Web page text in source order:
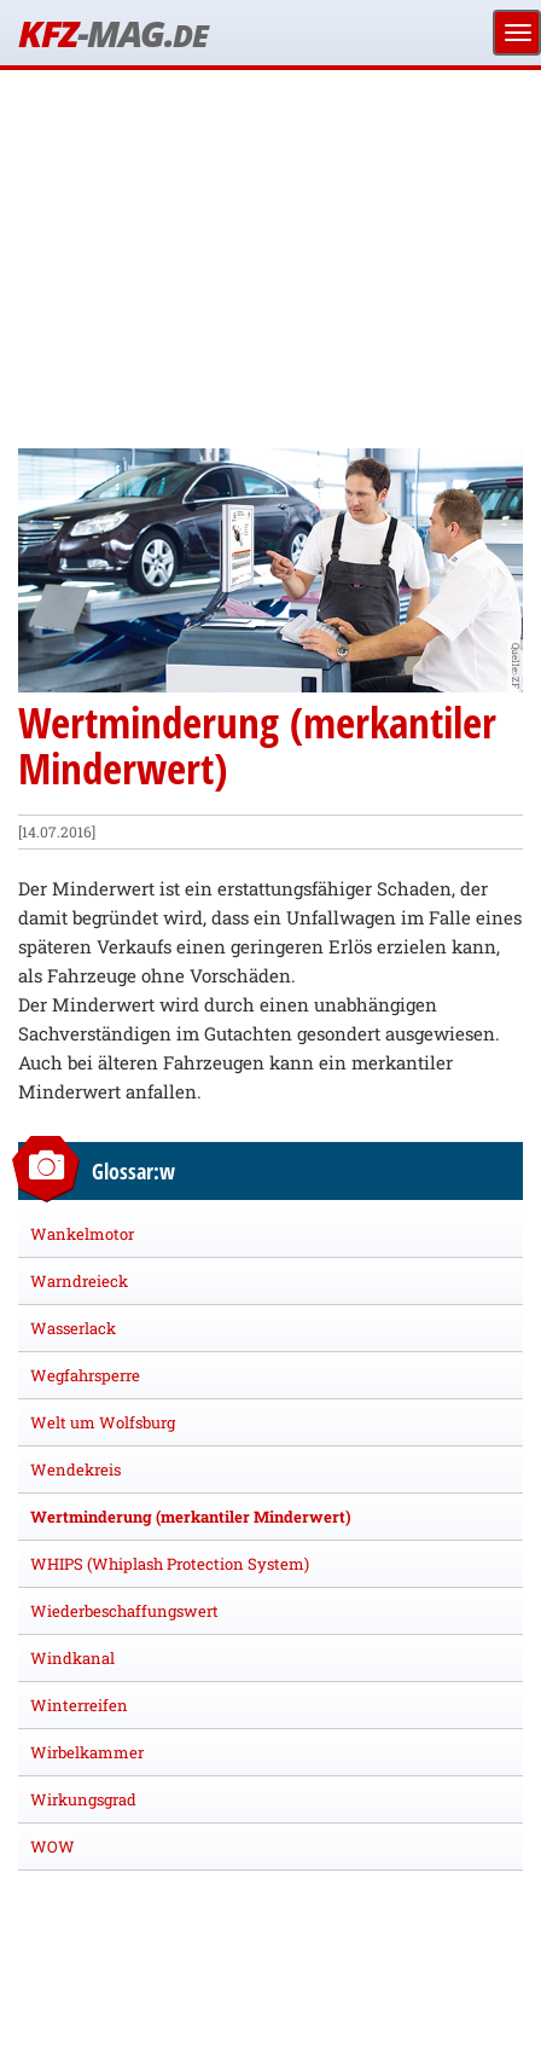
KFZ-MAG.DE
Quelle: ZF
Wertminderung (merkantiler
Minderwert)
[14.07.2016]
Der Minderwert ist ein erstattungsfähiger Schaden, der
damit begründet wird, dass ein Unfallwagen im Falle eines
späteren Verkaufs einen geringeren Erlös erzielen kann,
als Fahrzeuge ohne Vorschäden.
Der Minderwert wird durch einen unabhängigen
Sachverständigen im Gutachten gesondert ausgewiesen.
Auch bei älteren Fahrzeugen kann ein merkantiler
Minderwert anfallen.
Glossar:w
Wankelmotor
Warndreieck
Wasserlack
Wegfahrsperre
Welt um Wolfsburg
Wendekreis
Wertminderung (merkantiler Minderwert)
WHIPS (Whiplash Protection System)
Wiederbeschaffungswert
Windkanal
Winterreifen
Wirbelkammer
Wirkungsgrad
WOW